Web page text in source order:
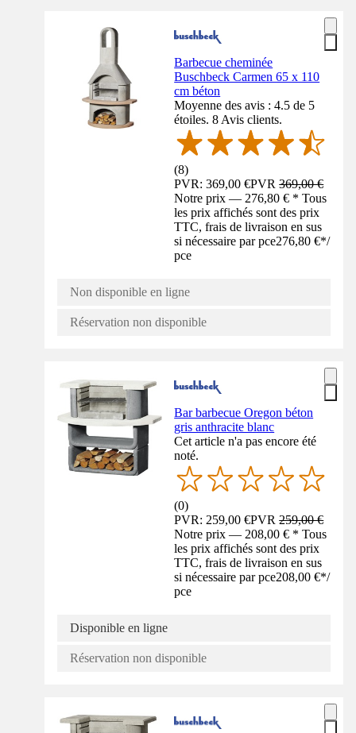
Barbecue cheminée
Buschbeck Carmen 65 x 110
cm béton
Moyenne des avis : 4.5 de 5
étoiles. 8 Avis clients.
(8)
PVR: 369,00 €PVR369,00 €
Notre prix — 276,80 € * Tous
les prix affichés sont des prix
TTC, frais de livraison en sus
si nécessaire par pce276,80 €*/
pce
Non disponible en ligne
Réservation non disponible
Bar barbecue Oregon béton
gris anthracite blanc
Cet article n'a pas encore été
noté.
(0)
PVR: 259,00 €PVR259,00 €
Notre prix — 208,00 € * Tous
les prix affichés sont des prix
TTC, frais de livraison en sus
si nécessaire par pce208,00 €*/
pce
Disponible en ligne
Réservation non disponible